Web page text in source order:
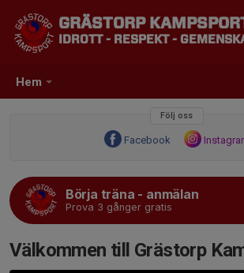
Hem
GRÄSTORP
IDROTT - RESPEKT -
Följ oss
Facebook
Börja träna - anmälan
Prova 3 gånger gratis
Välkommen till Grästorp